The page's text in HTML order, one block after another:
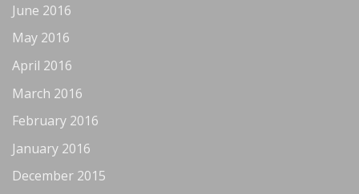
June 2016
May 2016
April 2016
March 2016
February 2016
January 2016
December 2015